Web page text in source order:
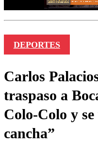
DEPORTES
Carlos
traspaso a
Colo-Colo y
cancha”